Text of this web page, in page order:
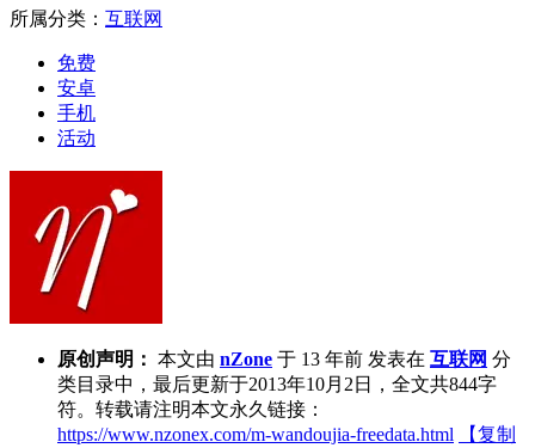
所属分类： 互联网
免费
安卓
手机
活动
原创声明： 本文由 nZone 于 13 年前 发表在 互联网 分
类目录中，最后更新于2013年10月2日，全文共844字
符。转载请注明本文永久链接：
https://www.nzonex.com/m-wandoujia-freedata.html
【复制